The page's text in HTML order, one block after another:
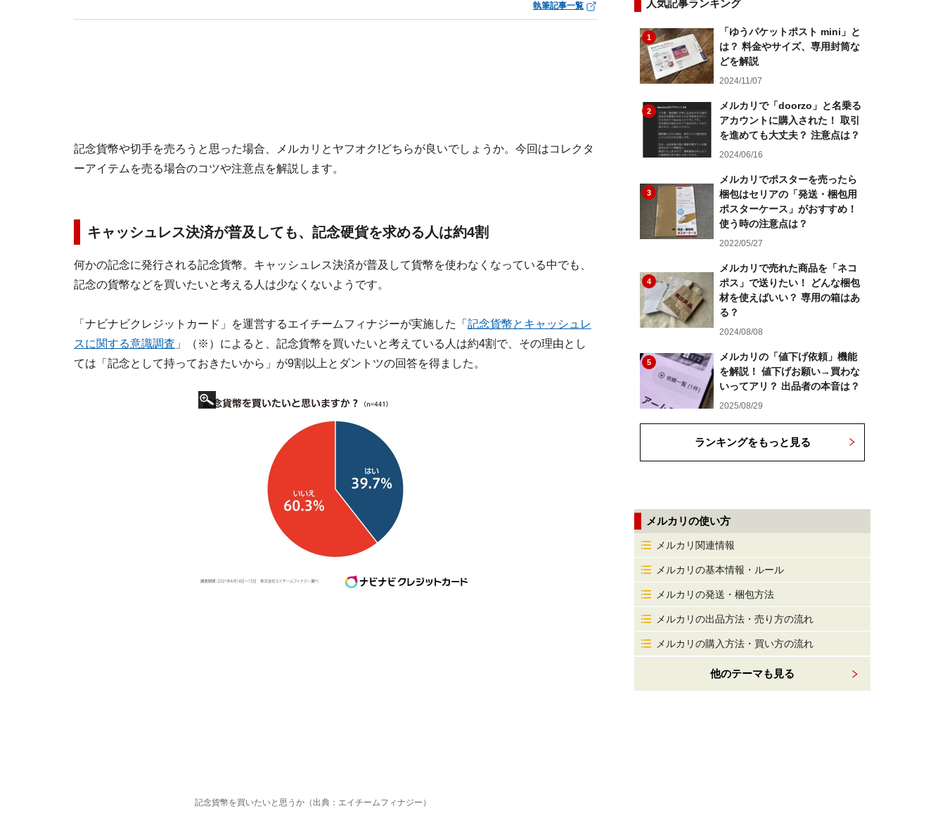
執筆記事一覧
記念貨幣や切手を売ろうと思った場合、メルカリとヤフオク!どちらが良いでしょうか。今回はコレクタ
ーアイテムを売る場合のコツや注意点を解説します。
キャッシュレス決済が普及しても、記念硬貨を求める人は約4割
何かの記念に発行される記念貨幣。キャッシュレス決済が普及して貨幣を使わなくなっている中でも、
記念の貨幣などを買いたいと考える人は少なくないようです。
「ナビナビクレジットカード」を運営するエイチームフィナジーが実施した「 記念貨幣とキャッシュレ
スに関する意識調査 」（※）によると、記念貨幣を買いたいと考えている人は約4割で、その理由とし
ては「記念として持っておきたいから」が9割以上とダントツの回答を得ました。
記念貨幣を買いたいと思うか（出典：エイチームフィナジー）
人気記事ランキング
1
「ゆうパケットポスト mini」と
は？ 料金やサイズ、専用封筒な
どを解説
2024/11/07
2
メルカリで「doorzo」と名乗る
アカウントに購入された！ 取引
を進めても大丈夫？ 注意点は？
2024/06/16
3
メルカリでポスターを売ったら
梱包はセリアの「発送・梱包用
ポスターケース」がおすすめ！
使う時の注意点は？
2022/05/27
4
メルカリで売れた商品を「ネコ
ポス」で送りたい！ どんな梱包
材を使えばいい？ 専用の箱はあ
る？
2024/08/08
5
メルカリの「値下げ依頼」機能
を解説！ 値下げお願い→買わな
いってアリ？ 出品者の本音は？
2025/08/29
ランキングをもっと見る
メルカリの使い方
メルカリ関連情報
メルカリの基本情報・ルール
メルカリの発送・梱包方法
メルカリの出品方法・売り方の流れ
メルカリの購入方法・買い方の流れ
他のテーマも見る